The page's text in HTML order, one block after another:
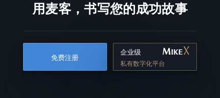
用麦客，书写您的成功故事
免费注册
企业级
私有数字化平台